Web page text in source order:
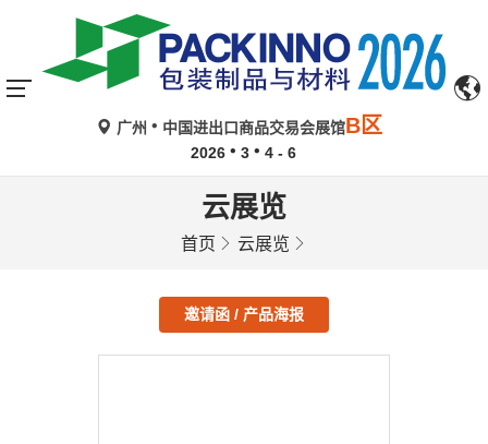
广州 中国进出口商品交易会展馆B区
2026 3 4 - 6
云展览
首页 云展览
邀请函 / 产品海报